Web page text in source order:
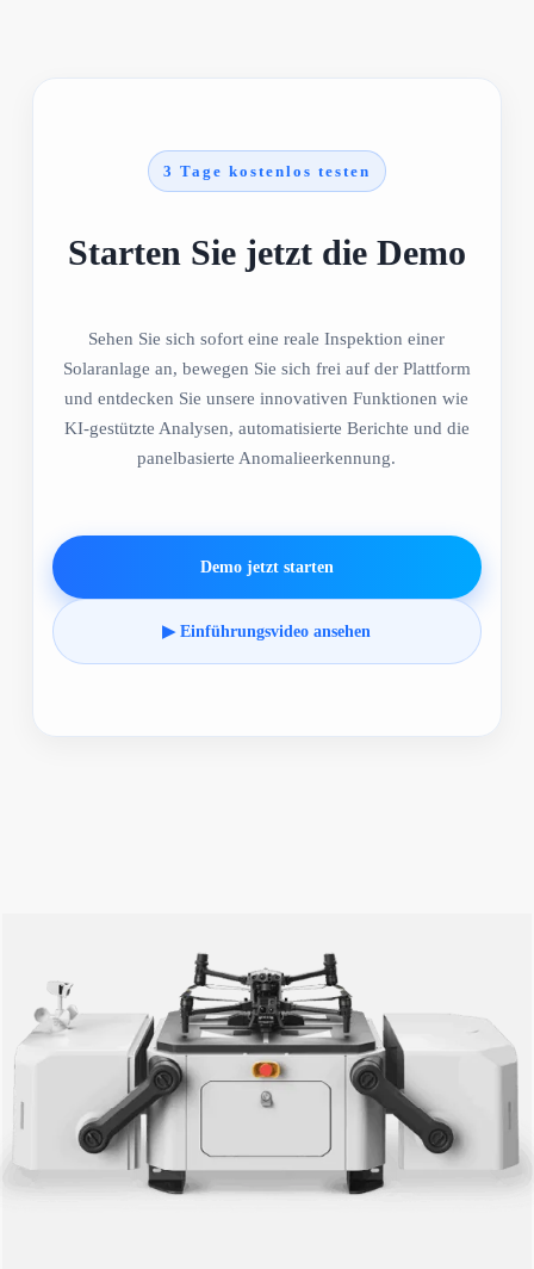
3 Tage kostenlos testen
Starten Sie jetzt die Demo
Sehen Sie sich sofort eine reale Inspektion einer
Solaranlage an, bewegen Sie sich frei auf der Plattform
und entdecken Sie unsere innovativen Funktionen wie
KI-gestützte Analysen, automatisierte Berichte und die
panelbasierte Anomalieerkennung.
Demo jetzt starten
▶ Einführungsvideo ansehen